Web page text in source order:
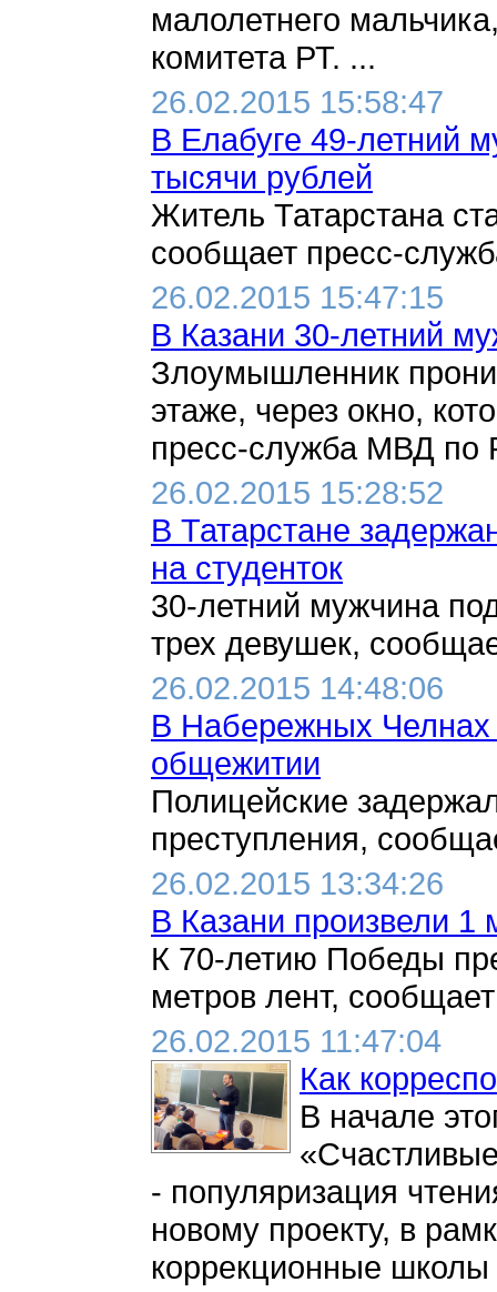
малолетнего
комитета РТ. ...
26.02.2015 15:58:47
В Елабуге 49-летний
тысячи рублей
Житель Татарстана
сообщает пресс-
26.02.2015 15:47:15
В Казани 30-летний
Злоумышленник
этаже, через окно,
пресс-служба МВД по
26.02.2015 15:28:52
В Татарстане
на студенток
30-летний мужчина
трех девушек,
26.02.2015 14:48:06
В Набережных Челнах
общежитии
Полицейские
преступления,
26.02.2015 13:34:26
В Казани произвели 1
К 70-летию Победы
метров лент,
26.02.2015 11:47:04
Как
В начале
- популяризация
новому проекту, в
коррекционные школы